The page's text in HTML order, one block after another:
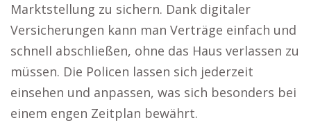
Marktstellung zu sichern. Dank digitaler
Versicherungen kann man Verträge einfach und
schnell abschließen, ohne das Haus verlassen zu
müssen. Die Policen lassen sich jederzeit
einsehen und anpassen, was sich besonders bei
einem engen Zeitplan bewährt.